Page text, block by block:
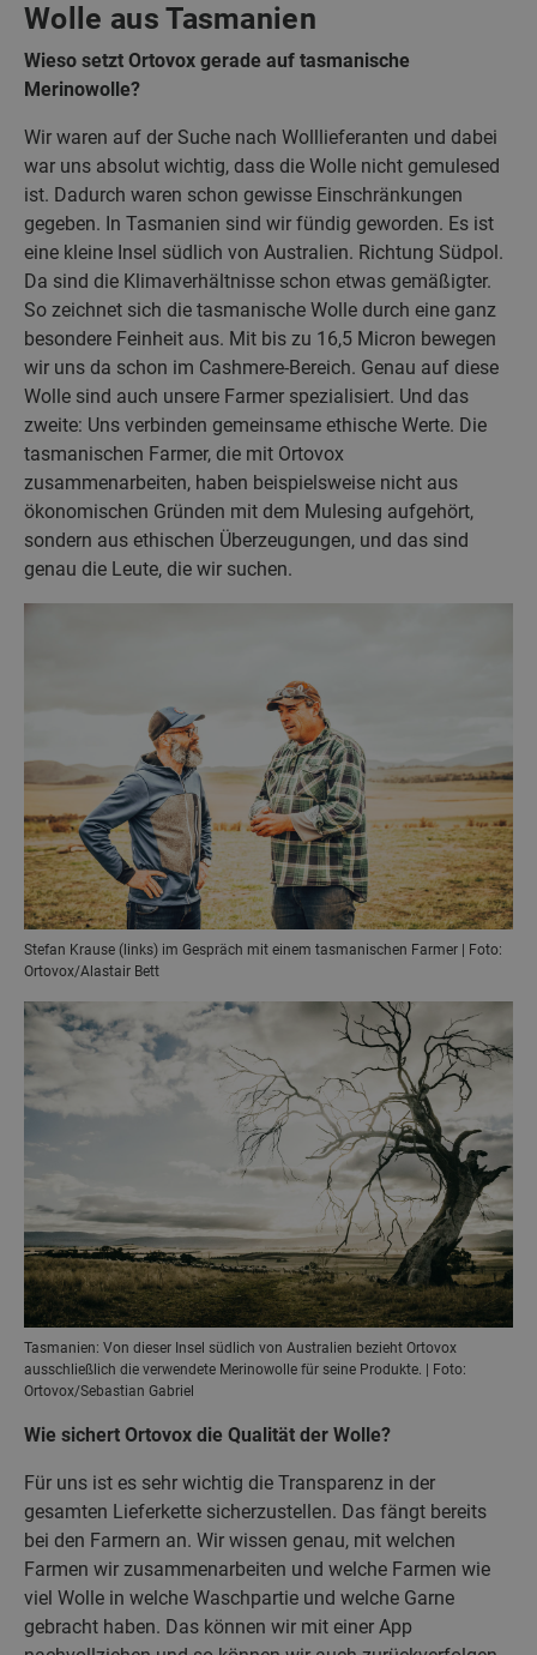
Wolle aus Tasmanien
Wieso setzt Ortovox gerade auf tasmanische
Merinowolle?
Wir waren auf der Suche nach Wolllieferanten und dabei
war uns absolut wichtig, dass die Wolle nicht gemulesed
ist. Dadurch waren schon gewisse Einschränkungen
gegeben. In Tasmanien sind wir fündig geworden. Es ist
eine kleine Insel südlich von Australien. Richtung Südpol.
Da sind die Klimaverhältnisse schon etwas gemäßigter.
So zeichnet sich die tasmanische Wolle durch eine ganz
besondere Feinheit aus. Mit bis zu 16,5 Micron bewegen
wir uns da schon im Cashmere-Bereich. Genau auf diese
Wolle sind auch unsere Farmer spezialisiert. Und das
zweite: Uns verbinden gemeinsame ethische Werte. Die
tasmanischen Farmer, die mit Ortovox
zusammenarbeiten, haben beispielsweise nicht aus
ökonomischen Gründen mit dem Mulesing aufgehört,
sondern aus ethischen Überzeugungen, und das sind
genau die Leute, die wir suchen.
Stefan Krause (links) im Gespräch mit einem tasmanischen Farmer | Foto:
Ortovox/Alastair Bett
Tasmanien: Von dieser Insel südlich von Australien bezieht Ortovox
ausschließlich die verwendete Merinowolle für seine Produkte. | Foto:
Ortovox/Sebastian Gabriel
Wie sichert Ortovox die Qualität der Wolle?
Für uns ist es sehr wichtig die Transparenz in der
gesamten Lieferkette sicherzustellen. Das fängt bereits
bei den Farmern an. Wir wissen genau, mit welchen
Farmen wir zusammenarbeiten und welche Farmen wie
viel Wolle in welche Waschpartie und welche Garne
gebracht haben. Das können wir mit einer App